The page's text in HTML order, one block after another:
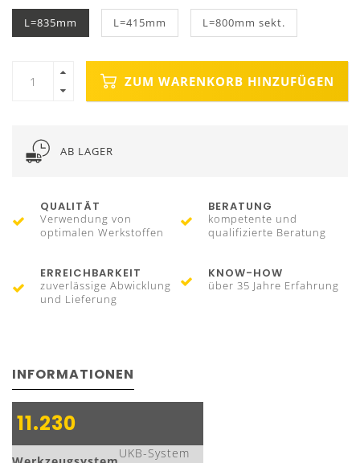
L=835mm L=415mm L=800mm sekt.
ZUM WARENKORB HINZUFÜGEN
AB LAGER
QUALITÄT
Verwendung von
optimalen Werkstoffen
BERATUNG
kompetente und
qualifizierte Beratung
ERREICHBARKEIT
zuverlässige Abwicklung
und Lieferung
KNOW-HOW
über 35 Jahre Erfahrung
INFORMATIONEN
11.230
UKB-System